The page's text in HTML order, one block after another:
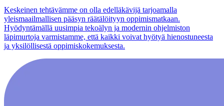
Keskeinen tehtävämme on olla edelläkävijä tarjoamalla
yleismaailmallisen pääsyn räätälöityyn oppimismatkaan.
Hyödyntämällä uusimpia tekoälyn ja modernin ohjelmiston
läpimurtoja varmistamme, että kaikki voivat hyötyä hienostuneesta
ja yksilöllisestä oppimiskokemuksesta.